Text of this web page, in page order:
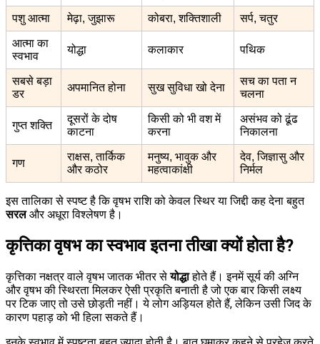
पशु आत्मा मेढ़ा, जुझारू कोबरा, शक्तिशाली सर्प, चतुर
आत्मा का
स्वभाव
योद्धा कलाकार पथिक
सबसे बड़ा
डर
अपमानित होना सुख सुविधा खो देना
सच का पता न
चलना
गुप्त शक्ति
दूसरों के दोष
काटना
किसी को भी वश में
करना
असंभव को ढूंढ
निकालना
गण
राक्षस, तार्किक
और कठोर
मनुष्य, भावुक और
महत्वाकांक्षी
देव, जिज्ञासु और
निर्मल
इस तालिका से स्पष्ट है कि वृषभ राशि को केवल स्थिर या जिद्दी कह देना बहुत
सरलऔर अधूरा विश्लेषण है।
कृत्तिका वृषभ का स्वभाव इतना तीखा क्यों होता है?
कृत्तिका नक्षत्र वाले वृषभ जातक भीतर सेयोद्धाहोते हैं। इनमें सूर्य की अग्नि
और वृषभ की स्थिरता मिलकर ऐसी प्रकृति बनाती है जो एक बार किसी लक्ष्य
पर टिक जाए तो उसे छोड़ती नहीं। ये लोग अड़ियल होते हैं, लेकिन उसी जिद के
कारण पहाड़ को भी हिला सकते हैं।